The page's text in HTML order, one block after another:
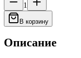
1
В корзину
Описание